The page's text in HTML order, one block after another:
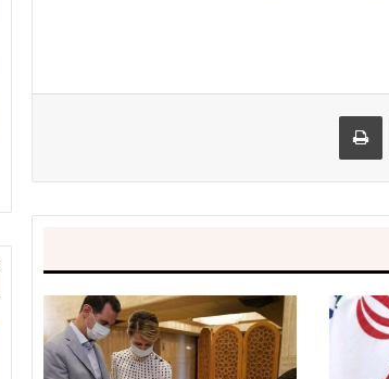
عبر البريد طباعة